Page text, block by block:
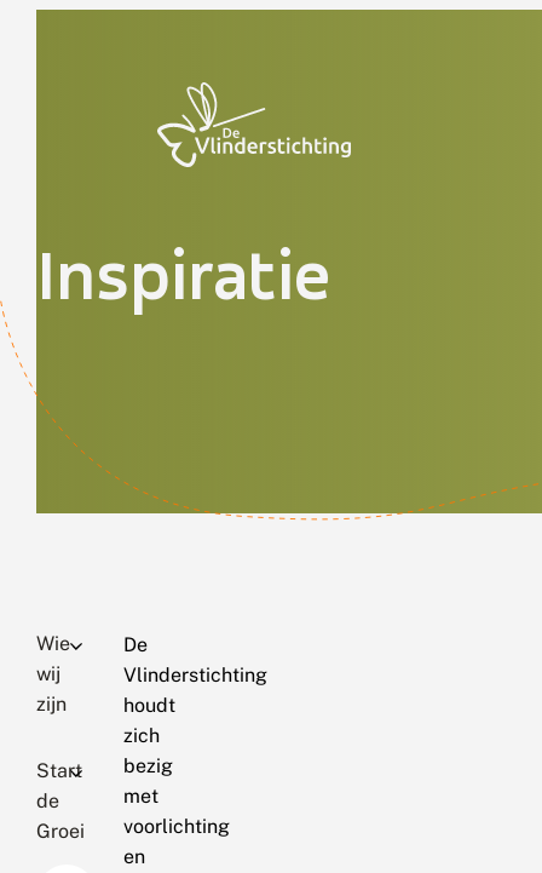
Inspiratie
Wie
wij
zijn
Start
de
Groei
De
Vlinderstichting
houdt
zich
bezig
met
voorlichting
en